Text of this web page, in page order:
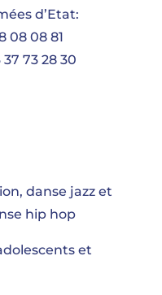
d’Etat:
08 08 81
73 28 30
danse jazz et
hip hop
et